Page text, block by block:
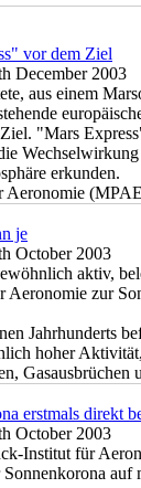
vor dem Ziel
December 2003
aus einem
"Mars
erkunden.
Aeronomie
je
October 2003
aktiv,
Aeronomie zur
Jahrhunderts
hoher
Gasausbrüchen
erstmals direkt
October 2003
Institut für
auf